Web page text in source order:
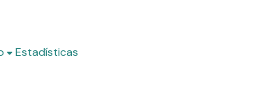
Estadísticas